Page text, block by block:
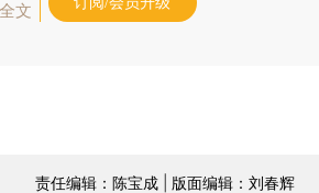
文
责任编辑：陈宝成 | 版面编辑：刘春辉